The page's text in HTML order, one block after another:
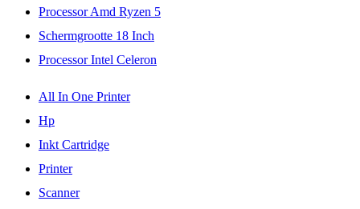
Processor Amd Ryzen 5
Schermgrootte 18 Inch
Processor Intel Celeron
All In One Printer
Hp
Inkt Cartridge
Printer
Scanner